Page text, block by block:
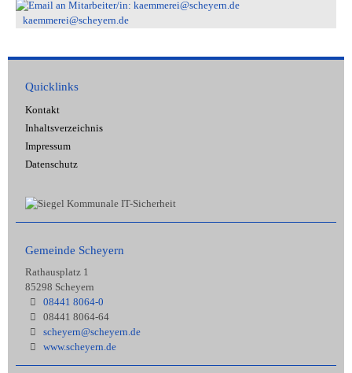
kaemmerei@scheyern.de
Quicklinks
Kontakt
Inhaltsverzeichnis
Impressum
Datenschutz
Gemeinde Scheyern
Rathausplatz 1
85298 Scheyern
08441 8064-0
08441 8064-64
scheyern@scheyern.de
www.scheyern.de